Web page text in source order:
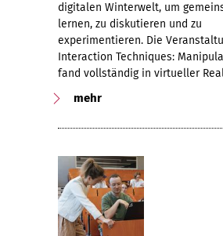
digitalen Winterwelt, um
lernen, zu diskutieren und zu
experimentieren. Die
Interaction Techniques:
fand vollständig in virtueller
mehr